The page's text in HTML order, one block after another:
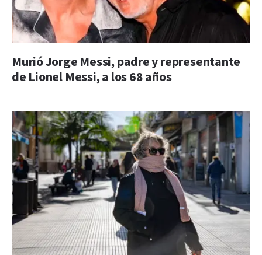
Murió Jorge Messi, padre y representante
de Lionel Messi, a los 68 años